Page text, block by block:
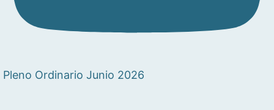
Pleno Ordinario Junio 2026